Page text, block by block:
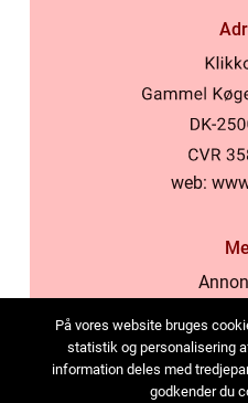
web:
På vores website bruges
statistik og personalisering
information deles med
godkender du